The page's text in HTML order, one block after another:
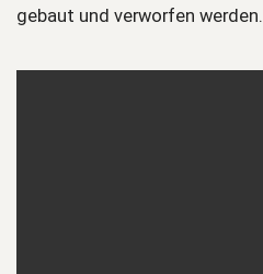
gebaut und verworfen werden.